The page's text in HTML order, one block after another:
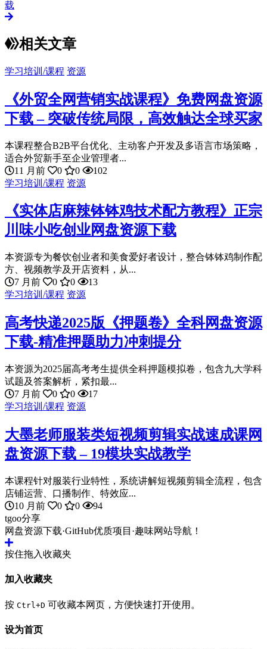
载
相关文章
学习培训/课程 资源
《外贸全网营销实战课程》免费网盘资源
下载 – 突破传统局限，高效触达全球买家
本课程整合B2B平台优化、主动客户开发及多语言市场策略，
适合外贸新手至企业管理者...
11 月前
0 0
102
学习培训/课程 资源
《实体店麻辣钵钵鸡技术配方教程》正宗
川味小吃创业网盘资源下载
本资源专为餐饮创业者和美食爱好者设计，整合钵钵鸡制作配
方、视频教学及开店资料，从...
7 月前
0 0
13
学习培训/课程 资源
高考快递2025版《押题卷》全科网盘资源
下载-精准押题助力冲刺提分
本资源为2025届高考考生提供全科押题模拟卷，包含九大学科
试题及答案解析，紧扣最...
7 月前
0 0
17
学习培训/课程 资源
大墨老师服装类短视频剪辑实战速成课网
盘资源下载 – 19模块实战教学
本课程针对服装行业特性，系统讲解短视频剪辑全流程，包含
店铺运营、口播制作、特效应...
10 月前
0 0
94
tgoo分享
网盘资源下载·GitHub优质项目·趣味网站导航！
按住拖入收藏夹
加入收藏夹
按 Ctrl+D 可收藏本网页，方便快速打开使用。
设为首页